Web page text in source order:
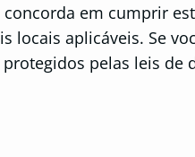
concorda em cumprir
locais aplicáveis. Se
pelas leis